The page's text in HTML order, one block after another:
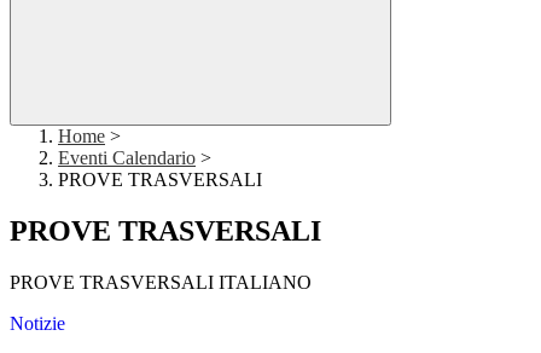
Home >
Eventi Calendario >
PROVE TRASVERSALI
PROVE TRASVERSALI
PROVE TRASVERSALI ITALIANO
Notizie